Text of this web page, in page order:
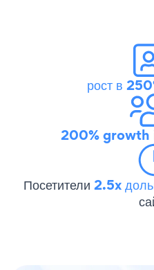
рост в
200% growth
Посетители 2.5x